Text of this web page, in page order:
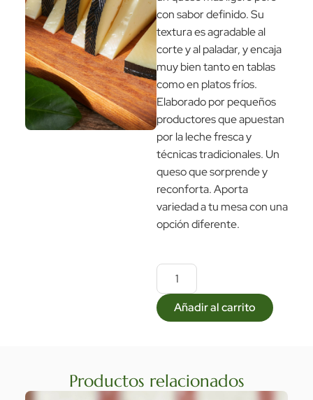
con sabor definido. Su
textura es agradable al
corte y al paladar, y encaja
muy bien tanto en tablas
como en platos fríos.
Elaborado por pequeños
productores que apuestan
por la leche fresca y
técnicas tradicionales. Un
queso que sorprende y
reconforta. Aporta
variedad a tu mesa con una
opción diferente.
Añadir al carrito
Productos relacionados